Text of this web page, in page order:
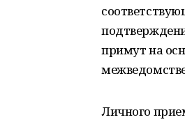
примут на
Личного